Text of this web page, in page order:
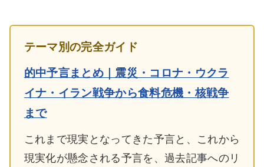
テーマ別の完全ガイド
的中予言まとめ｜震災・コロナ・ウクラ
イナ・イラン戦争から食料危機・核戦争
まで
これまで現実となってきた予言と、これから
現実化が懸念される予言を、過去記事へのリ